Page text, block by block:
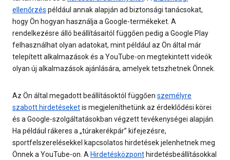
ellenőrzés például annak alapján ad biztonsági tanácsokat,
hogy Ön hogyan használja a Google-termékeket. A
rendelkezésre álló beállításaitól függően pedig a Google Play
felhasználhat olyan adatokat, mint például az Ön által már
telepített alkalmazások és a YouTube-on megtekintett videók
olyan új alkalmazások ajánlására, amelyek tetszhetnek Önnek.
Az Ön által megadott beállításoktól függően személyre
szabott hirdetéseketis megjeleníthetünk az érdeklődési körei
és a Google-szolgáltatásokban végzett tevékenységei alapján.
Ha például rákeres a „túrakerékpár” kifejezésre,
sportfelszerelésekkel kapcsolatos hirdetések jelenhetnek meg
Önnek a YouTube-on. A Hirdetésközponthirdetésbeállításokkal